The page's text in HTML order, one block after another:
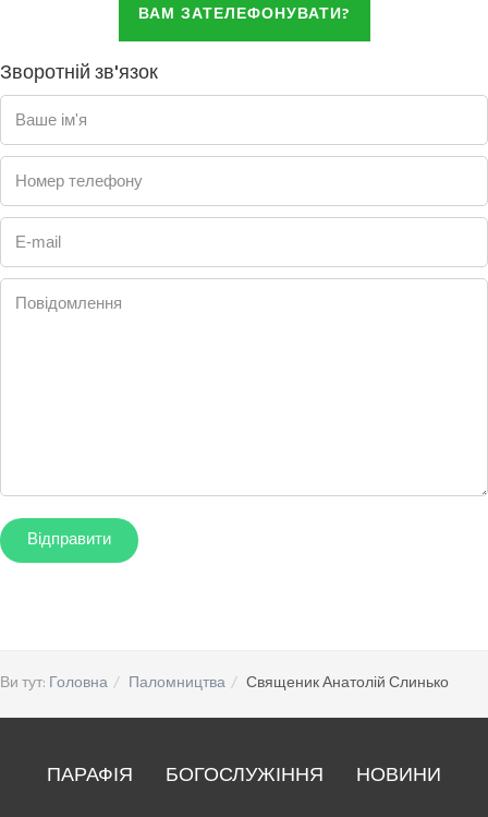
ВАМ ЗАТЕЛЕФОНУВАТИ?
Зворотній зв'язок
Ваше ім'я
Номер телефону
E-mail
Повідомлення
Ви тут: Головна Паломництва Священик Анатолій Слинько
ПАРАФІЯ БОГОСЛУЖІННЯ
НОВИНИ